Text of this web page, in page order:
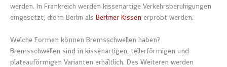
werden. In Frankreich werden kissenartige Verkehrsberuhigungen
eingesetzt, die in Berlin als Berliner Kissen erprobt werden.
Welche Formen können Bremsschwellen haben?
Bremsschwellen sind in kissenartigen, tellerförmigen und
plateauförmigen Varianten erhältlich. Des Weiteren werden